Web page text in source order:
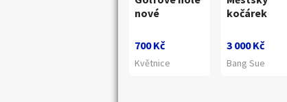
Náhledy
nové
700 Kč
Květnice
kočárek
3 000 Kč
Bang Sue